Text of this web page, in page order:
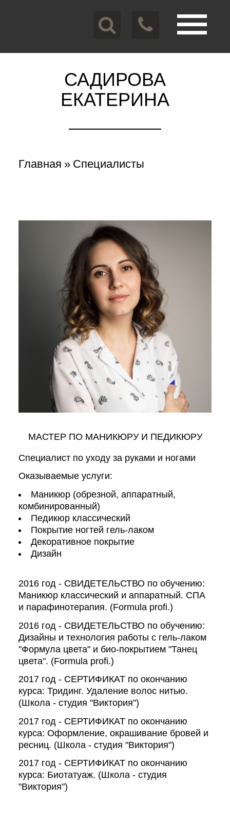
Toggle
navigation
САДИРОВА
ЕКАТЕРИНА
здесь
Главная » Специалисты
МАСТЕР ПО МАНИКЮРУ И ПЕДИКЮРУ
Специалист по уходу за руками и ногами
Оказываемые услуги:
Маникюр (обрезной, аппаратный,
комбинированный)
Педикюр классический
Покрытие ногтей гель-лаком
Декоративное покрытие
Дизайн
2016 год - СВИДЕТЕЛЬСТВО по обучению:
Маникюр классический и аппаратный. СПА
и парафинотерапия. (Formula profi.)
2016 год - СВИДЕТЕЛЬСТВО по обучению:
Дизайны и технология работы с гель-лаком
"Формула цвета" и био-покрытием "Танец
цвета". (Formula profi.)
2017 год - СЕРТИФИКАТ по окончанию
курса: Тридинг. Удаление волос нитью.
(Школа - студия "Виктория")
2017 год - СЕРТИФИКАТ по окончанию
курса: Оформление, окрашивание бровей и
ресниц. (Школа - студия "Виктория")
2017 год - СЕРТИФИКАТ по окончанию
курса: Биотатуаж. (Школа - студия
"Виктория")